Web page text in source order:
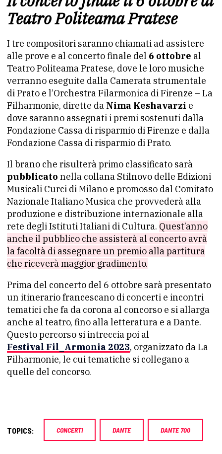
Teatro Politeama Pratese
I tre compositori saranno chiamati ad assistere
alle prove e al concerto finale del 6 ottobre al
Teatro Politeama Pratese, dove le loro musiche
verranno eseguite dalla Camerata strumentale
di Prato e l’Orchestra Filarmonica di Firenze – La
Filharmonie, dirette da Nima Keshavarzi e
dove saranno assegnati i premi sostenuti dalla
Fondazione Cassa di risparmio di Firenze e dalla
Fondazione Cassa di risparmio di Prato.
Il brano che risulterà primo classificato sarà
pubblicato nella collana Stilnovo delle Edizioni
Musicali Curci di Milano e promosso dal Comitato
Nazionale Italiano Musica che provvederà alla
produzione e distribuzione internazionale alla
rete degli Istituti Italiani di Cultura. Quest’anno
anche il pubblico che assisterà al concerto avrà
la facoltà di assegnare un premio alla partitura
che riceverà maggior gradimento.
Prima del concerto del 6 ottobre sarà presentato
un itinerario francescano di concerti e incontri
tematici che fa da corona al concorso e si allarga
anche al teatro, fino alla letteratura e a Dante.
Questo percorso si intreccia poi al
Festival Fil_Armonia 2023, organizzato da La
Filharmonie, le cui tematiche si collegano a
quelle del concorso.
TOPICS: CONCERTI DANTE DANTE 700